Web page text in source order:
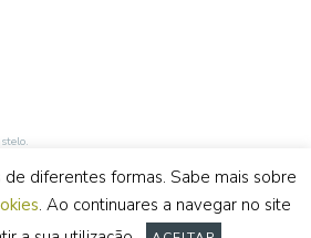
de diferentes formas. Sabe mais sobre
. Ao continuares a navegar no site